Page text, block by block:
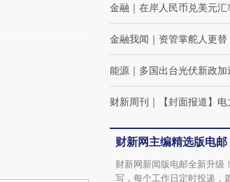
金融 ｜ 在岸人民币兑美元
金融我闻 ｜ 资管掌舵人更
能源 ｜ 多国出台光伏新政加
财新周刊 ｜ 【封面报道】
财新网主编精选版电邮
财新网新闻版电邮全新升级
写，每个工作日定时投递，